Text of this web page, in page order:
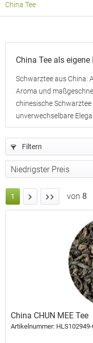
China Tee
China Tee als
Schwarztee aus China:
Aroma und
chinesische
unverwechselbare
Filtern
1 von 8
China CHUN MEE Tee
Artikelnummer: